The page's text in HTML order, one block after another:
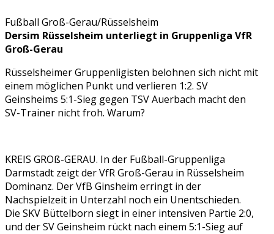
Fußball Groß-Gerau/Rüsselsheim
Dersim Rüsselsheim unterliegt in Gruppenliga VfR
Groß-Gerau
Rüsselsheimer Gruppenligisten belohnen sich nicht mit
einem möglichen Punkt und verlieren 1:2. SV
Geinsheims 5:1-Sieg gegen TSV Auerbach macht den
SV-Trainer nicht froh. Warum?
KREIS GROß-GERAU. In der Fußball-Gruppenliga
Darmstadt zeigt der VfR Groß-Gerau in Rüsselsheim
Dominanz. Der VfB Ginsheim erringt in der
Nachspielzeit in Unterzahl noch ein Unentschieden.
Die SKV Büttelborn siegt in einer intensiven Partie 2:0,
und der SV Geinsheim rückt nach einem 5:1-Sieg auf